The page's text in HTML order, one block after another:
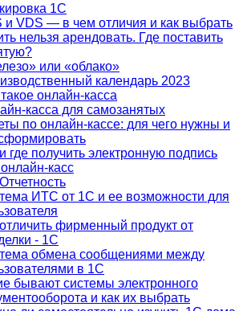
1С
и VDS — в чем отличия и как выбрать
нельзя арендовать. Где поставить
или «облако»
календарь 2023
онлайн-касса
касса для самозанятых
по онлайн-кассе: для чего нужны и
где получить электронную подпись
касс
ИТС от 1С и ее возможности для
фирменный продукт от
- 1С
обмена сообщениями между
в 1С
бывают системы электронного
и как их выбрать